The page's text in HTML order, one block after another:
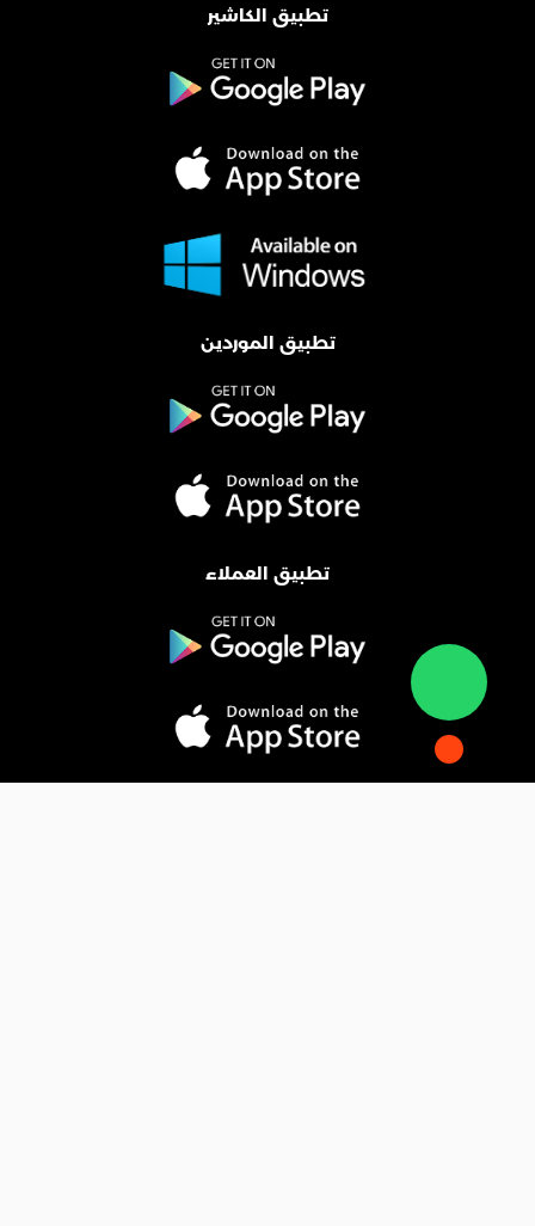
تطبيق الكاشير
تطبيق الموردين
تطبيق العملاء